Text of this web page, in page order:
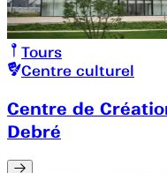
Tours
Centre culturel
Centre de
Debré